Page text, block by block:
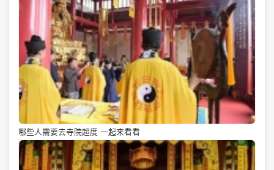
哪些人需要去寺院超度 一起来看看